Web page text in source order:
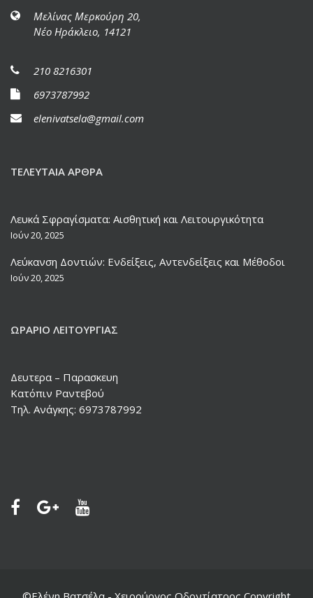
Μελίνας Μερκούρη 20,
Νέο Ηράκλειο, 14121
210 8216301
6973787992
elenivatsela@gmail.com
ΤΕΛΕΥΤΑΊΑ ΆΡΘΡΑ
Λευκά Σφραγίσματα: Αισθητική και Λειτουργικότητα
Ιούν 20, 2025
Λεύκανση Δοντιών: Ενδείξεις, Αντενδείξεις και Μέθοδοι
Ιούν 20, 2025
ΩΡΆΡΙΟ ΛΕΙΤΟΥΡΓΊΑΣ
Δευτερα – Παρασκευη
Κατόπιν Ραντεβού
Τηλ. Ανάγκης: 6973787992